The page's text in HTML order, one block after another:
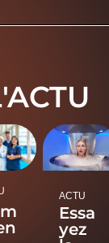
ACTU
Essa
yez